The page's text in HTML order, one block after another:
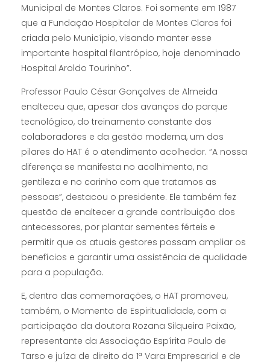
Municipal de Montes Claros. Foi somente em 1987
que a Fundação Hospitalar de Montes Claros foi
criada pelo Município, visando manter esse
importante hospital filantrópico, hoje denominado
Hospital Aroldo Tourinho”.
Professor Paulo César Gonçalves de Almeida
enalteceu que, apesar dos avanços do parque
tecnológico, do treinamento constante dos
colaboradores e da gestão moderna, um dos
pilares do HAT é o atendimento acolhedor. “A nossa
diferença se manifesta no acolhimento, na
gentileza e no carinho com que tratamos as
pessoas”, destacou o presidente. Ele também fez
questão de enaltecer a grande contribuição dos
antecessores, por plantar sementes férteis e
permitir que os atuais gestores possam ampliar os
benefícios e garantir uma assistência de qualidade
para a população.
E, dentro das comemorações, o HAT promoveu,
também, o Momento de Espiritualidade, com a
participação da doutora Rozana Silqueira Paixão,
representante da Associação Espírita Paulo de
Tarso e juíza de direito da 1ª Vara Empresarial e de